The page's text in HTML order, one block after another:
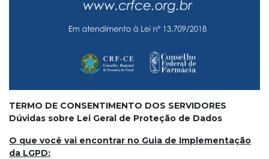
TERMO DE CONSENTIMENTO DOS SERVIDORES
Dúvidas sobre Lei Geral de Proteção de Dados
O que você vai encontrar no Guia de Implementação
da LGPD: